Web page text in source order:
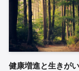
健康増進と生きが